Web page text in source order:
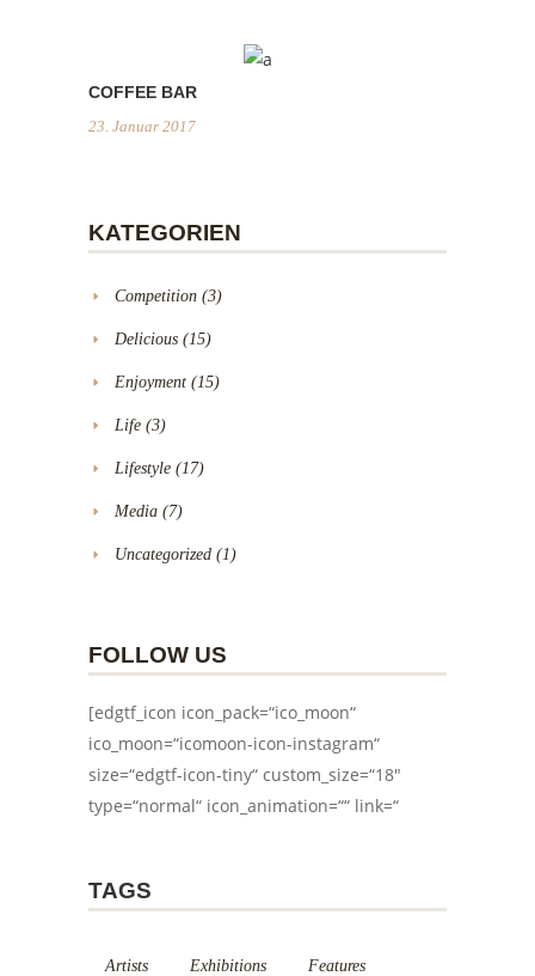
COFFEE BAR
23. Januar 2017
KATEGORIEN
Competition (3)
Delicious (15)
Enjoyment (15)
Life (3)
Lifestyle (17)
Media (7)
Uncategorized (1)
FOLLOW US
[edgtf_icon icon_pack=“ico_moon“
ico_moon=“icomoon-icon-instagram“
size=“edgtf-icon-tiny“ custom_size=“18″
type=“normal“ icon_animation=““ link=“
TAGS
Artists Exhibitions Features